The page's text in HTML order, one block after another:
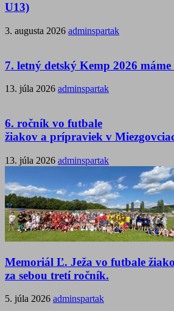
U13)
3. augusta 2026 adminspartak
7. letný detský Kemp 2026 máme
13. júla 2026 adminspartak
6. ročník vo futbale
žiakov a prípraviek v
13. júla 2026 adminspartak
Memoriál Ľ. Ježa vo futbale
za sebou tretí ročník.
5. júla 2026 adminspartak